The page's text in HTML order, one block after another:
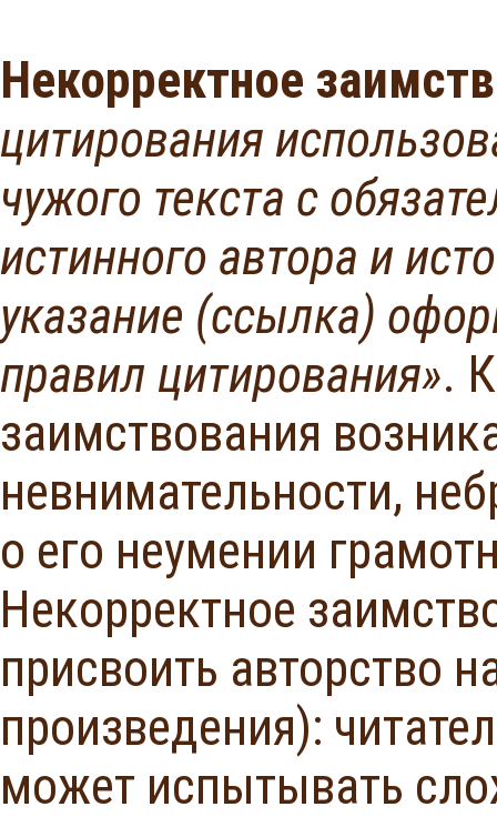
Некорректное
цитирования
чужого текста с
истинного автора и
указание (ссылка)
правил цитирования».
заимствования
невнимательности,
о его неумении
Некорректное
присвоить авторство
произведения):
может испытывать